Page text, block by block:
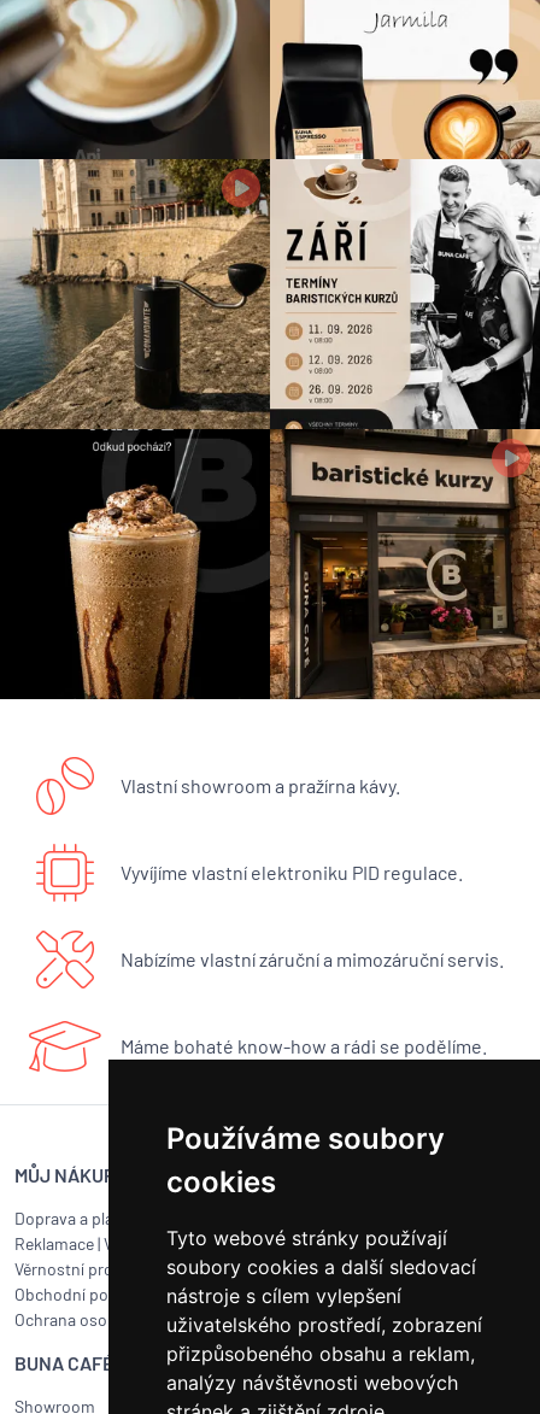
Používáme soubory
cookies
Tyto webové stránky používají
soubory cookies a další sledovací
nástroje s cílem vylepšení
uživatelského prostředí, zobrazení
přizpůsobeného obsahu a reklam,
analýzy návštěvnosti webových
Vlastní showroom a pražírna kávy.
Vyvíjíme vlastní elektroniku PID regulace.
Nabízíme vlastní záruční a mimozáruční servis.
Máme bohaté know-how a rádi se podělíme.
MŮJ NÁKUP
Doprava a platba
Reklamace|Vrácení zboží
Věrnostní program
Obchodní podmínky
Ochrana osobních údajů
Objednat servis
Jak připravit balík na přepravu?
Čištění a údržba
Kariéra
BUNA CAFÉ
Showroom
RYCHLÝ KONTAKT
BUNA CAFÉ